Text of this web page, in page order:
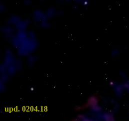
upd. 0204.18